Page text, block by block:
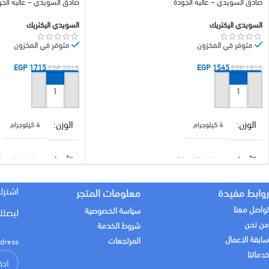
السويدي اليكتريك
متوفر في المخزون
EGP1815
EGP1545
إضافة إلى السلة
الوزن 4 كيلوجرام
الأبعاد 12 × 35 × 50 سنتيميتر
براند السويدي اليكتريك
خامة المنتج
السويدي اليكتريك
متوفر في المخزون
EGP2015
EGP1715
إضافة إلى السلة
الوزن 4 كيلوجرام
الأبعاد 12 × 40 × 55 سنتيميتر
السويدي معلومات المتجر
سياسة الخصوصية
شروط الخدمة
المرتجعات
روابط مفيدة
تواصل معنا
من نحن
سابقة الاعمال
خدماتنا